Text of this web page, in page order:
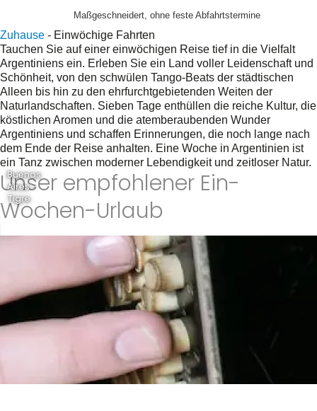
Maßgeschneidert, ohne feste Abfahrtstermine
Zuhause - Einwöchige Fahrten
Tauchen Sie auf einer einwöchigen Reise tief in die Vielfalt
Argentiniens ein. Erleben Sie ein Land voller Leidenschaft und
Schönheit, von den schwülen Tango-Beats der städtischen
Alleen bis hin zu den ehrfurchtgebietenden Weiten der
Naturlandschaften. Sieben Tage enthüllen die reiche Kultur, die
köstlichen Aromen und die atemberaubenden Wunder
Argentiniens und schaffen Erinnerungen, die noch lange nach
dem Ende der Reise anhalten. Eine Woche in Argentinien ist
ein Tanz zwischen moderner Lebendigkeit und zeitloser Natur.
Unser empfohlener Ein-
Wochen-Urlaub
Buenos
Aires -
Tigre